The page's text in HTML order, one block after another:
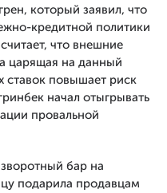
который заявил, что
кредитной политики
что внешние
царящая на данный
ставок повышает риск
начал отыгрывать
провальной
бар на
подарила продавцам